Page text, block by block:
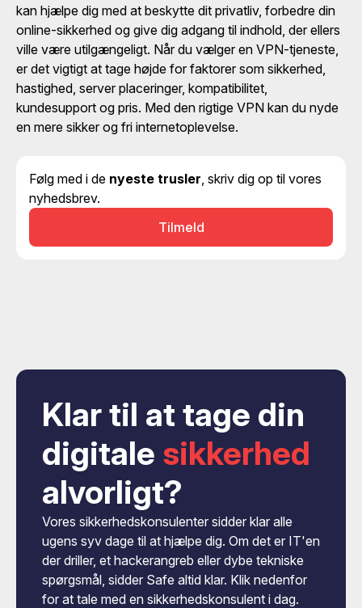
kan hjælpe dig med at beskytte dit privatliv, forbedre din
online-sikkerhed og give dig adgang til indhold, der ellers
ville være utilgængeligt. Når du vælger en VPN-tjeneste,
er det vigtigt at tage højde for faktorer som sikkerhed,
hastighed, server placeringer, kompatibilitet,
kundesupport og pris. Med den rigtige VPN kan du nyde
en mere sikker og fri internetoplevelse.
Følg med i de nyeste trusler, skriv dig op til vores
nyhedsbrev.
Tilmeld
Klar til at tage din
digitale sikkerhed
alvorligt?
Vores sikkerhedskonsulenter sidder klar alle
ugens syv dage til at hjælpe dig. Om det er IT'en
der driller, et hackerangreb eller dybe tekniske
spørgsmål, sidder Safe altid klar. Klik nedenfor
for at tale med en sikkerhedskonsulent i dag.